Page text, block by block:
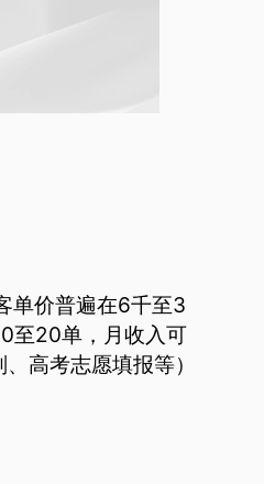
单价普遍在6千至3
至20单，月收入可
高考志愿填报等）